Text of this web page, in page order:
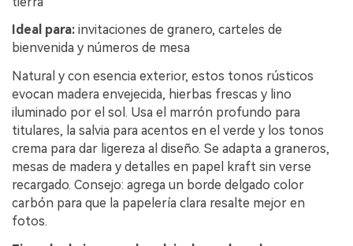
Ideal para: invitaciones de granero, carteles de
bienvenida y números de mesa
Natural y con esencia exterior, estos tonos rústicos
evocan madera envejecida, hierbas frescas y lino
iluminado por el sol. Usa el marrón profundo para
titulares, la salvia para acentos en el verde y los tonos
crema para dar ligereza al diseño. Se adapta a graneros,
mesas de madera y detalles en papel kraft sin verse
recargado. Consejo: agrega un borde delgado color
carbón para que la papelería clara resalte mejor en
fotos.